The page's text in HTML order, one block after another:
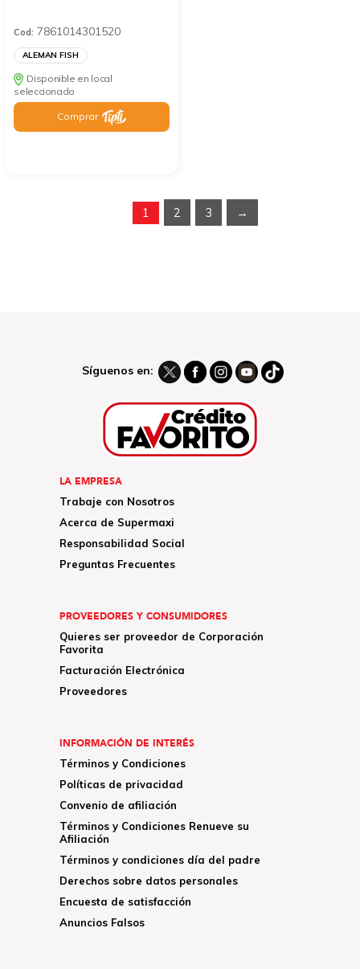
Cod: 7861014301520
ALEMAN FISH
Disponible en local
seleccionado
Comprar
1 2 3 →
Síguenos en:
LA EMPRESA
Trabaje con Nosotros
Acerca de Supermaxi
Responsabilidad Social
Preguntas Frecuentes
PROVEEDORES Y CONSUMIDORES
Quieres ser proveedor de Corporación
Favorita
Facturación Electrónica
Proveedores
INFORMACIÓN DE INTERÉS
Términos y Condiciones
Políticas de privacidad
Convenio de afiliación
Términos y Condiciones Renueve su
Afiliación
Términos y condiciones día del padre
Derechos sobre datos personales
Encuesta de satisfacción
Anuncios Falsos